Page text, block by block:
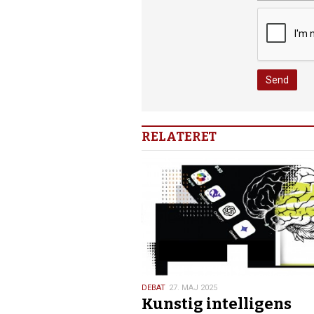
RELATERET
27.
maj
DEBAT 27. MAJ 2025
Kunstig intelligens